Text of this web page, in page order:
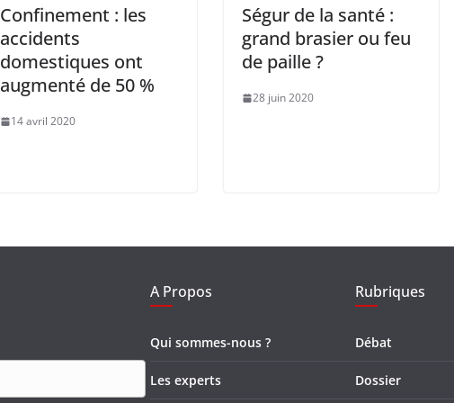
Confinement : les
accidents
domestiques ont
augmenté de 50 %
14 avril 2020
Ségur de la santé :
grand brasier ou feu
de paille ?
28 juin 2020
A Propos
Qui sommes-nous ?
Les experts
Rubriques
Débat
Dossier